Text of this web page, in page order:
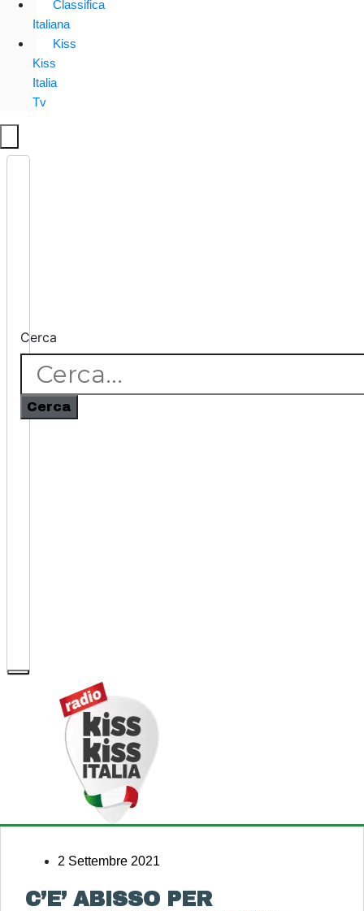
Classifica
Italiana
Kiss
Kiss
Italia
Tv
Cerca
Cerca
2 Settembre 2021
C’E’ ABISSO PER